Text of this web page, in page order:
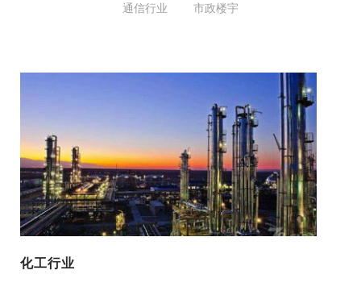
通信行业 市政楼宇
化工行业